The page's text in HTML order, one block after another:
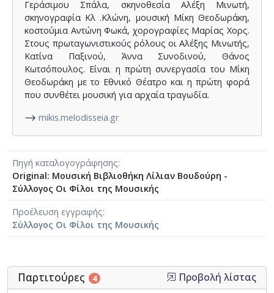
Γεράσιμου Σπάλα, σκηνοθεσία Αλέξη Μινωτή,
σκηνογραφία Κλ .Κλώνη, μουσική Μίκη Θεοδωράκη,
κοστούμια Αντώνη Φωκά, χορογραφίες Μαρίας Χορς.
Στους πρωταγωνιστικούς ρόλους οι Αλέξης Μινωτής,
Κατίνα Παξινού, Άννα Συνοδινού, Θάνος
Κωτσόπουλος. Είναι η πρώτη συνεργασία του Μίκη
Θεοδωράκη με το Εθνικό Θέατρο και η πρώτη φορά
που συνθέτει μουσική για αρχαία τραγωδία.
⟶mikis.melodisseia.gr
Πηγή καταλογογράφησης
Original: Μουσική Βιβλιοθήκη Λίλιαν Βουδούρη -
Σύλλογος Οι Φίλοι της Μουσικής
Προέλευση εγγραφής
Σύλλογος Οι Φίλοι της Μουσικής
Παρτιτούρες 4 Προβολή λίστας